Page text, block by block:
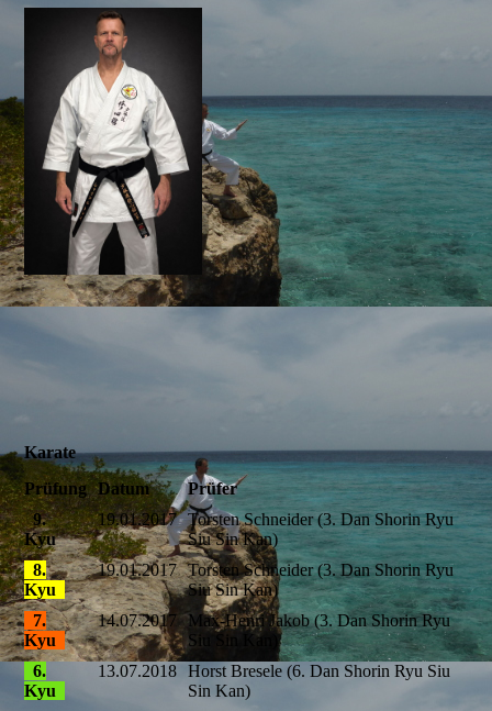
Karate
Prüfung
Datum
Prüfer
9.
Kyu
19.01.2017 Torsten Schneider (3. Dan Shorin Ryu
Siu Sin Kan)
8.
Kyu
19.01.2017 Torsten Schneider (3. Dan Shorin Ryu
Siu Sin Kan)
7.
Kyu
14.07.2017
Max-Henri Jakob (3. Dan Shorin Ryu
Siu Sin Kan)
6.
Kyu
13.07.2018
Horst Bresele (6. Dan Shorin Ryu Siu
Sin Kan)